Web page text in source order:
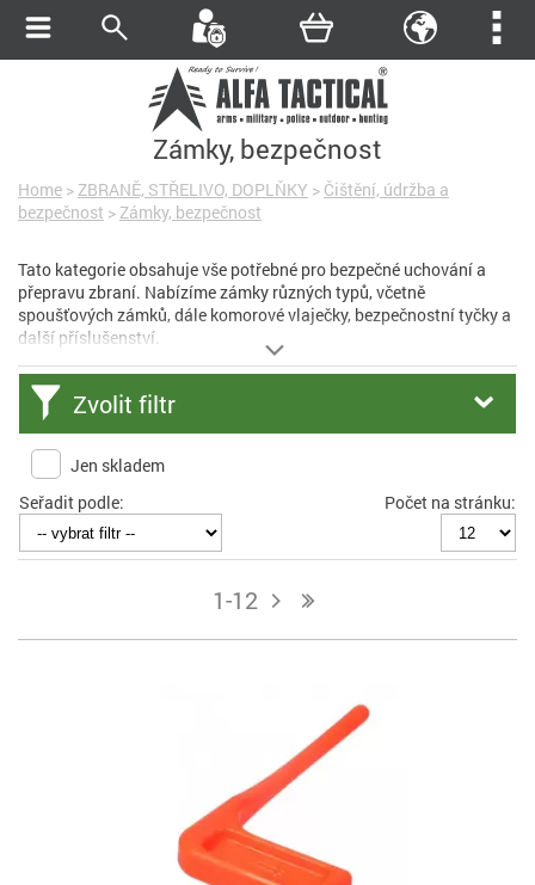
Zámky, bezpečnost
Home > ZBRANĚ, STŘELIVO, DOPLŇKY > Čištění, údržba a
bezpečnost > Zámky, bezpečnost
Tato kategorie obsahuje vše potřebné pro bezpečné uchování a
přepravu zbraní. Nabízíme zámky různých typů, včetně
spoušťových zámků, dále komorové vlaječky, bezpečnostní tyčky a
další příslušenství.
Zvolit filtr
Jen skladem
Seřadit podle:
Počet na stránku:
1-12 j n